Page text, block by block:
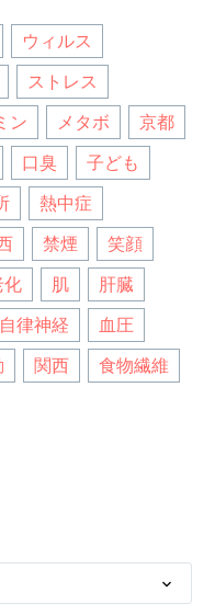
ウィルス
ストレス
ン メタボ
京都
口臭
子ども
熱中症
禁煙
笑顔
化 肌
肝臓
自律神経
血圧
関西
食物繊維